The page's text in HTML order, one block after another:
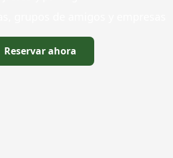
Reservar ahora